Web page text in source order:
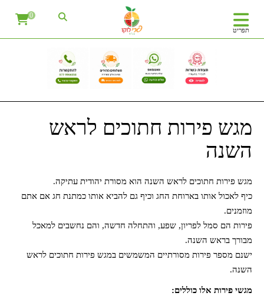
תפריט
0
מגש פירות חתוכים לראש
השנה
מגש פירות חתוכים לראש השנה הוא מסורת יהודית עתיקה.
כיף לאכול אותו בארוחת החג וכיף גם להביא אותו כמתנת חג אם אתם
מוזמנים.
פירות הם סמל לפריון, שפע, והתחלה חדשה, והם נחשבים למאכל
מבורך בראש השנה.
ישנם מספר פירות מסורתיים המשמשים במגש פירות חתוכים לראש
השנה.
מגשי פירות אלו כוללים: